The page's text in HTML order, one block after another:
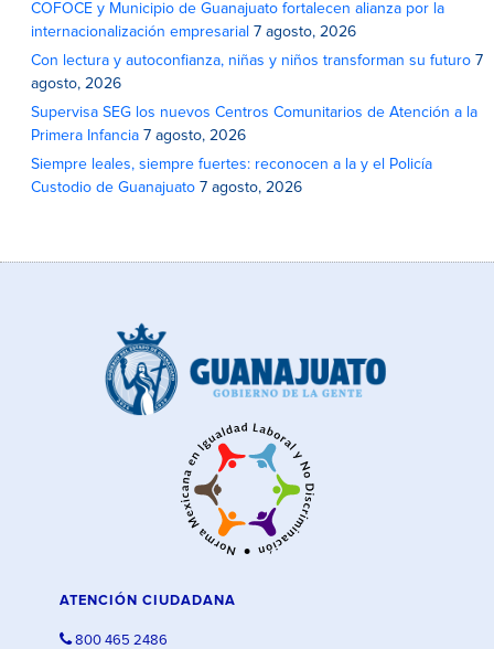
COFOCE y Municipio de Guanajuato fortalecen alianza por la
internacionalización empresarial 7 agosto, 2026
Con lectura y autoconfianza, niñas y niños transforman su futuro 7
agosto, 2026
Supervisa SEG los nuevos Centros Comunitarios de Atención a la
Primera Infancia 7 agosto, 2026
Siempre leales, siempre fuertes: reconocen a la y el Policía
Custodio de Guanajuato 7 agosto, 2026
ATENCIÓN CIUDADANA
800 465 2486